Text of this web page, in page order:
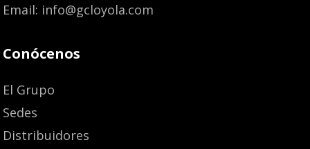
Email: info@gcloyola.com
Conócenos
El Grupo
Sedes
Distribuidores